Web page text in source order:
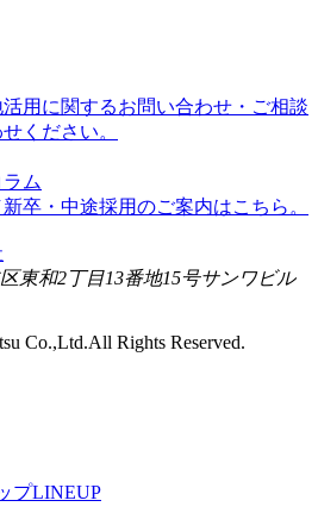
東和2丁目13番地15号サンワビル
Co.,Ltd.All Rights Reserved.
プLINEUP